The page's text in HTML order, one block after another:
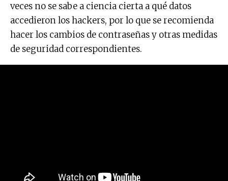
veces no se sabe a ciencia cierta a qué datos
accedieron los hackers, por lo que se recomienda
hacer los cambios de contraseñas y otras medidas
de seguridad correspondientes.